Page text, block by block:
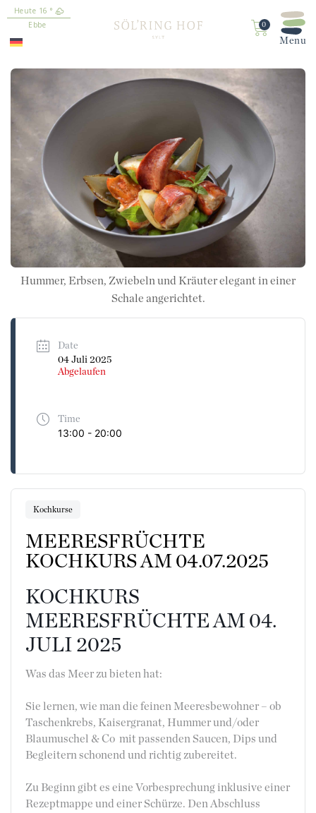
springen16 °
Ebbe
0
Hummer, Erbsen, Zwiebeln und Kräuter elegant in einer
Schale angerichtet.
Date
04 Juli 2025
Abgelaufen
Time
13:00 - 20:00
Kochkurse
MEERESFRÜCHTE
KOCHKURS AM 04.07.2025
KOCHKURS
MEERESFRÜCHTE AM 04.
JULI 2025
Was das Meer zu bieten hat:
Sie lernen, wie man die feinen Meeresbewohner – ob
Taschenkrebs, Kaisergranat, Hummer und/oder
Blaumuschel & Co mit passenden Saucen, Dips und
Begleitern schonend und richtig zubereitet.
Zu Beginn gibt es eine Vorbesprechung inklusive einer
Rezeptmappe und einer Schürze. Den Abschluss